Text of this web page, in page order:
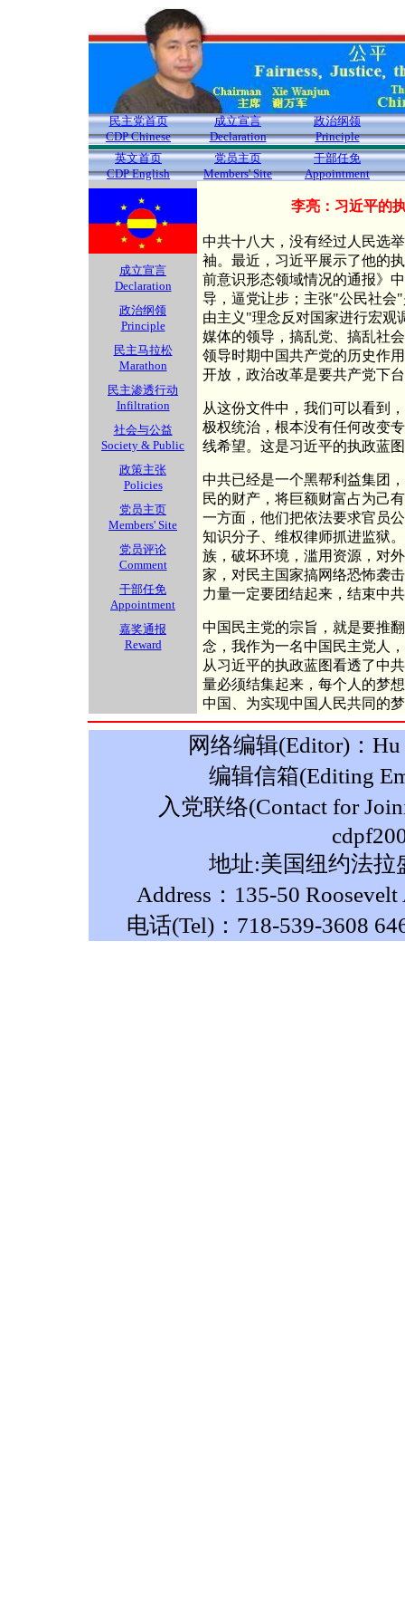
民主党首页
CDP Chinese
成立宣言
Declaration
政治纲领
Principle
英文首页
CDP English
党员主页
Members' Site
干部任免
Appointment
成立宣言
Declaration
政治纲领
Principle
民主马拉松
Marathon
民主渗透行动
Infiltration
社会与公益
Society & Public
政策主张
Policies
党员主页
Members' Site
党员评论
Comment
干部任免
Appointment
嘉奖通报
Reward
李亮：习近平的
中共十八大，没有经过人民选
袖。最近，习近平展示了他的
前意识形态领域情况的通报》
导，逼党让步；主张"公民社会
由主义"理念反对国家进行宏观
媒体的领导，搞乱党、搞乱社
领导时期中国共产党的历史作
开放，政治改革是要共产党下
从这份文件中，我们可以看到
极权统治，根本没有任何改变
线希望。这是习近平的执政蓝
中共已经是一个黑帮利益集团
民的财产，将巨额财富占为己
一方面，他们把依法要求官员
知识分子、维权律师抓进监狱
族，破坏环境，滥用资源，对
家，对民主国家搞网络恐怖袭
力量一定要团结起来，结束中
中国民主党的宗旨，就是要推
念，我作为一名中国民主党人
从习近平的执政蓝图看透了中
量必须结集起来，每个人的梦
中国、为实现中国人民共同的
网络编辑(Editor)：
编辑信箱(Editing
入党联络(Contact for
地址:美国纽约法拉
Address：135-50
电话(Tel)：718-539-3608